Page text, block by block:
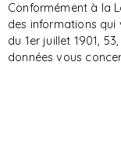
Conformément à la
des informations qui
du 1er juillet 1901,
données vous